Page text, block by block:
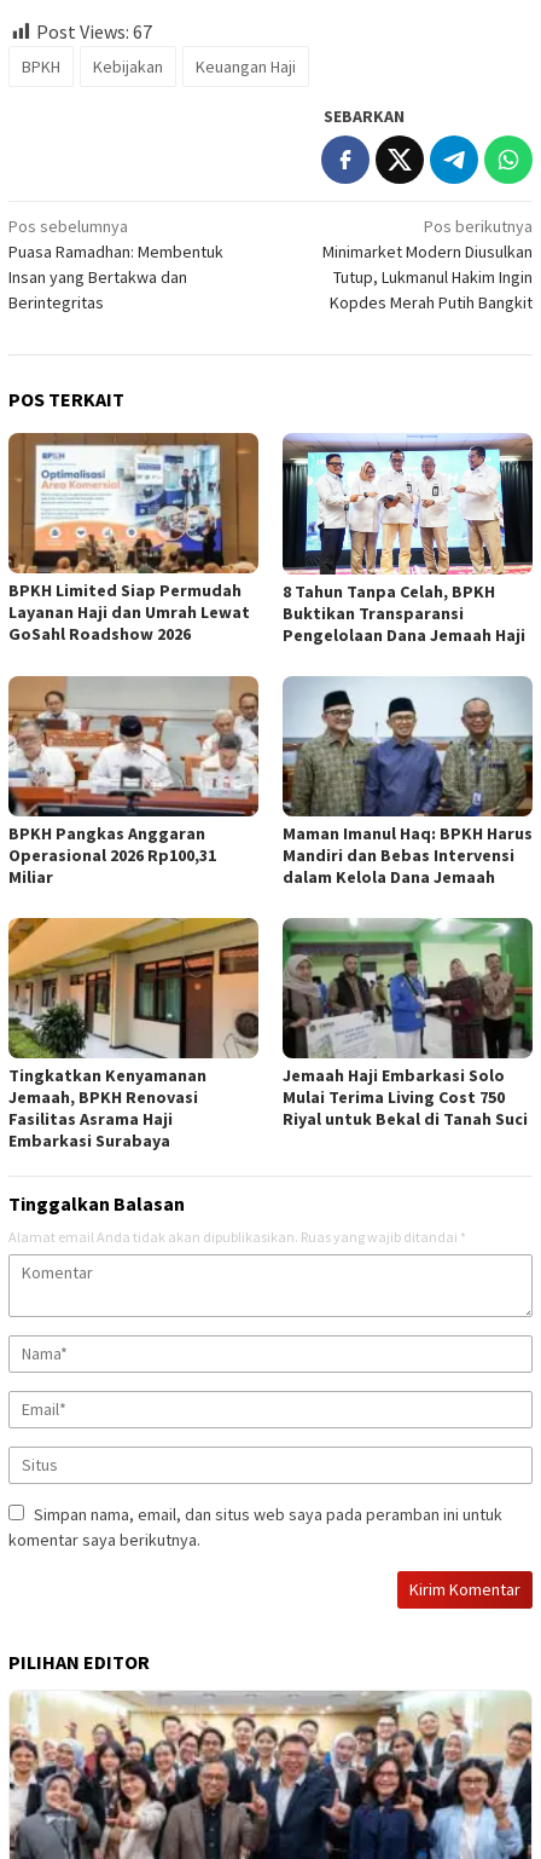
Post Views: 67
BPKH Kebijakan Keuangan Haji
SEBARKAN
Navigasi
pos
Pos sebelumnya
Puasa Ramadhan: Membentuk
Insan yang Bertakwa dan
Berintegritas
Pos berikutnya
Minimarket Modern Diusulkan
Tutup, Lukmanul Hakim Ingin
Kopdes Merah Putih Bangkit
POS TERKAIT
BPKH Limited Siap Permudah
Layanan Haji dan Umrah Lewat
GoSahl Roadshow 2026
​8 Tahun Tanpa Celah, BPKH
Buktikan Transparansi
Pengelolaan Dana Jemaah Haji
BPKH Pangkas Anggaran
Operasional 2026 Rp100,31
Miliar
Maman Imanul Haq: BPKH Harus
Mandiri dan Bebas Intervensi
dalam Kelola Dana Jemaah
Tingkatkan Kenyamanan
Jemaah, BPKH Renovasi
Fasilitas Asrama Haji
Embarkasi Surabaya
Jemaah Haji Embarkasi Solo
Mulai Terima Living Cost 750
Riyal untuk Bekal di Tanah Suci
Tinggalkan Balasan
Alamat email Anda tidak akan dipublikasikan. Ruas yang wajib ditandai *
Simpan nama, email, dan situs web saya pada peramban ini untuk
komentar saya berikutnya.
PILIHAN EDITOR